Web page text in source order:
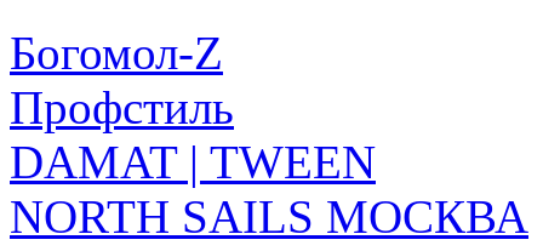
Богомол-Z
Профстиль
DAMAT | TWEEN
NORTH SAILS МОСКВА